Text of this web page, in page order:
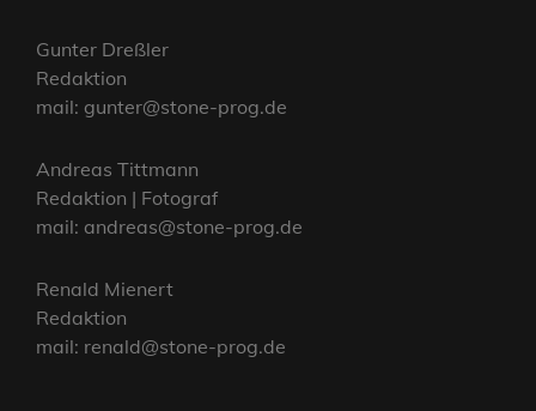
Gunter Dreßler
Redaktion
mail: gunter@stone-prog.de
Andreas Tittmann
Redaktion | Fotograf
mail: andreas@stone-prog.de
Renald Mienert
Redaktion
mail: renald@stone-prog.de